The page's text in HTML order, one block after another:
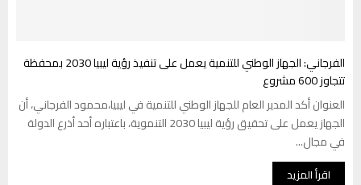
الفرجاني: الجهاز الوطني للتنمية يعمل على تنفيذ رؤية ليبيا 2030 بمحفظة
تتجاوز 600 مشروع
العنوان أكد المدير العام للجهاز الوطني للتنمية في ليبيا،محمود الفرجاني، أن
الجهاز يعمل على تحقيق رؤية ليبيا 2030 التنموية، باعتباره أحد أذرع الدولة
في مجال...
اقرأ المزيد